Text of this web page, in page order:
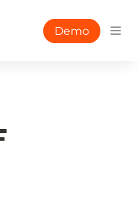
Demo